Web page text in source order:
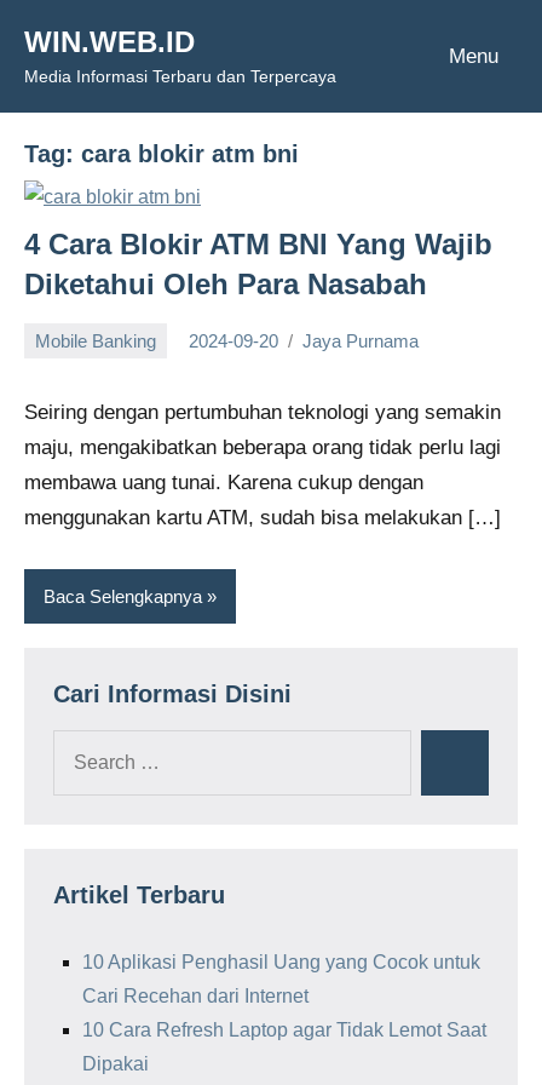
content
WIN.WEB.ID
Media Informasi Terbaru dan Terpercaya
Menu
Tag: cara blokir atm bni
4 Cara Blokir ATM BNI Yang Wajib
Diketahui Oleh Para Nasabah
Mobile Banking 2024-09-20 Jaya Purnama
Seiring dengan pertumbuhan teknologi yang semakin
maju, mengakibatkan beberapa orang tidak perlu lagi
membawa uang tunai. Karena cukup dengan
menggunakan kartu ATM, sudah bisa melakukan […]
Baca Selengkapnya
Cari Informasi Disini
Artikel Terbaru
10 Aplikasi Penghasil Uang yang Cocok untuk
Cari Recehan dari Internet
10 Cara Refresh Laptop agar Tidak Lemot Saat
Dipakai